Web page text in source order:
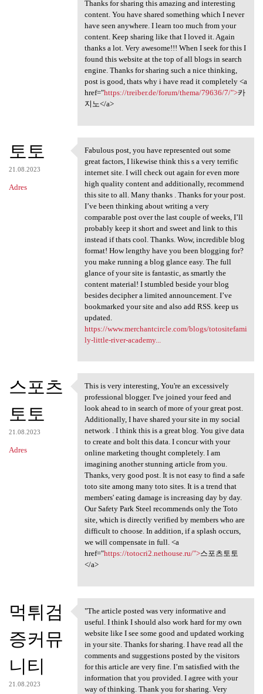
Thanks for sharing this amazing and interesting
content. You have shared something which I never
have seen anywhere. I learn too much from your
content. Keep sharing like that I loved it. Again
thanks a lot. Very awesome!!! When I seek for this I
found this website at the top of all blogs in search
engine. Thanks for sharing such a nice thinking,
post is good, thats why i have read it completely <a
href="https://treiber.de/forum/thema/79636/7/">카
지노</a>
토토
21.08.2023
Adres
Fabulous post, you have
Fabulous post, you have represented out some
great factors, I likewise think this s a very terrific
internet site. I will check out again for even more
high quality content and additionally, recommend
this site to all. Many thanks . Thanks for your post.
I’ve been thinking about writing a very
comparable post over the last couple of weeks, I’ll
probably keep it short and sweet and link to this
instead if thats cool. Thanks. Wow, incredible blog
format! How lengthy have you been blogging for?
you make running a blog glance easy. The full
glance of your site is fantastic, as smartly the
content material! I stumbled beside your blog
besides decipher a limited announcement. I’ve
bookmarked your site and also add RSS. keep us
updated.
https://www.merchantcircle.com/blogs/totositefami
ly-little-river-academy...
스포츠
토토
21.08.2023
Adres
This is very interesting, You
This is very interesting, You're an excessively
professional blogger. I've joined your feed and
look ahead to in search of more of your great post.
Additionally, I have shared your site in my social
network . I think this is a great blog. You give data
to create and bolt this data. I concur with your
online marketing thought completely. I am
imagining another stunning article from you.
Thanks, very good post. It is not easy to find a safe
toto site among many toto sites. It is a trend that
members' eating damage is increasing day by day.
Our Safety Park Steel recommends only the Toto
site, which is directly verified by members who are
difficult to choose. In addition, if a splash occurs,
we will compensate in full. <a
href="https://totocri2.nethouse.ru/">스포츠토토
</a>
먹튀검
증커뮤
니티
21.08.2023
"The article posted was very
"The article posted was very informative and
useful. I think I should also work hard for my own
website like I see some good and updated working
in your site. Thanks for sharing. I have read all the
comments and suggestions posted by the visitors
for this article are very fine. I’m satisfied with the
information that you provided. I agree with your
way of thinking. Thank you for sharing. Very